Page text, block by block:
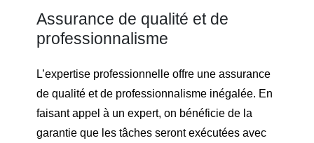
Assurance de qualité et de
professionnalisme
L’expertise professionnelle offre une assurance
de qualité et de professionnalisme inégalée. En
faisant appel à un expert, on bénéficie de la
garantie que les tâches seront exécutées avec